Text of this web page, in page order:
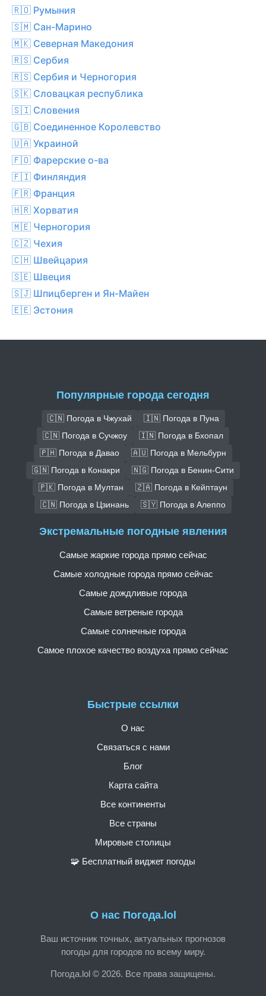
🇷🇴 Румыния
🇸🇲 Сан-Марино
🇲🇰 Северная Македония
🇷🇸 Сербия
🇷🇸 Сербия и Черногория
🇸🇰 Словацкая республика
🇸🇮 Словения
🇬🇧 Соединенное Королевство
🇺🇦 Украиной
🇫🇴 Фарерские о-ва
🇫🇮 Финляндия
🇫🇷 Франция
🇭🇷 Хорватия
🇲🇪 Черногория
🇨🇿 Чехия
🇨🇭 Швейцария
🇸🇪 Швеция
🇸🇯 Шпицберген и Ян-Майен
🇪🇪 Эстония
Популярные города сегодня
🇨🇳 Погода в Чжухай
🇮🇳 Погода в Пуна
🇨🇳 Погода в Сучжоу
🇮🇳 Погода в Бхопал
🇵🇭 Погода в Давао
🇦🇺 Погода в Мельбурн
🇬🇳 Погода в Конакри
🇳🇬 Погода в Бенин-Сити
🇵🇰 Погода в Мултан
🇿🇦 Погода в Кейптаун
🇨🇳 Погода в Цзинань
🇸🇾 Погода в Алеппо
О нас Погода.lol
Ваш источник точных, актуальных прогнозов
погоды для городов по всему миру.
Погода.lol © 2026. Все права защищены.
Быстрые ссылки
О нас
Связаться с нами
Блог
Карта сайта
Все континенты
Все страны
Мировые столицы
🧩 Бесплатный виджет погоды
Экстремальные погодные явления
Самые жаркие города прямо сейчас
Самые холодные города прямо сейчас
Самые дождливые города
Самые ветреные города
Самые солнечные города
Самое плохое качество воздуха прямо сейчас